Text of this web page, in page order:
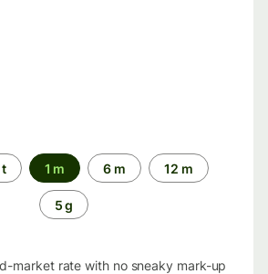
t 1 m 6 m 12 m
5 g
market rate with no sneaky mark-up